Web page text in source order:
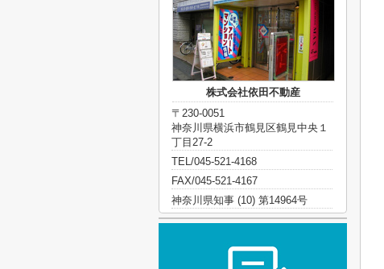
株式会社依田不動産
〒230-0051
神奈川県横浜市鶴見区鶴見中央１
丁目27-2
TEL/045-521-4168
FAX/045-521-4167
神奈川県知事 (10) 第14964号